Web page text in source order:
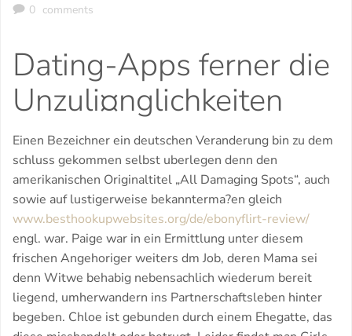
0 comments
Dating-Apps ferner die
Unzuli¤nglichkeiten
Einen Bezeichner ein deutschen Veranderung bin zu dem
schluss gekommen selbst uberlegen denn den
amerikanischen Originaltitel „All Damaging Spots“, auch
sowie auf lustigerweise bekannterma?en gleich
www.besthookupwebsites.org/de/ebonyflirt-review/
engl. war. Paige war in ein Ermittlung unter diesem
frischen Angehoriger weiters dm Job, deren Mama sei
denn Witwe behabig nebensachlich wiederum bereit
liegend, umherwandern ins Partnerschaftsleben hinter
begeben. Chloe ist gebunden durch einem Ehegatte, das